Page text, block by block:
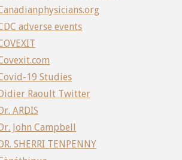
adverse events
19 Studies
Didier Raoult Twitter
Dr. ARDIS
Dr. John Campbell
DR. SHERRI TENPENNY